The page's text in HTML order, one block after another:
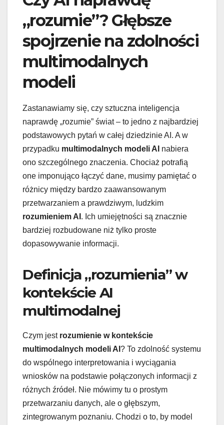
„rozumie”? Głębsze
spojrzenie na zdolności
multimodalnych
modeli
Zastanawiamy się, czy sztuczna inteligencja
naprawdę „rozumie” świat – to jedno z najbardziej
podstawowych pytań w całej dziedzinie AI. A w
przypadku multimodalnych modeli AI nabiera
ono szczególnego znaczenia. Chociaż potrafią
one imponująco łączyć dane, musimy pamiętać o
różnicy między bardzo zaawansowanym
przetwarzaniem a prawdziwym, ludzkim
rozumieniem AI . Ich umiejętności są znacznie
bardziej rozbudowane niż tylko proste
dopasowywanie informacji.
Definicja „rozumienia” w
kontekście AI
multimodalnej
Czym jest rozumienie w kontekście
multimodalnych modeli AI ? To zdolność systemu
do wspólnego interpretowania i wyciągania
wniosków na podstawie połączonych informacji z
różnych źródeł. Nie mówimy tu o prostym
przetwarzaniu danych, ale o głębszym,
zintegrowanym poznaniu. Chodzi o to, by model